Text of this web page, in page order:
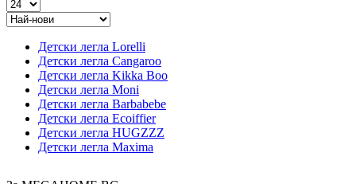
Детски легла Lorelli
Детски легла Cangaroo
Детски легла Kikka Boo
Детски легла Moni
Детски легла Barbabebe
Детски легла Ecoiffier
Детски легла HUGZZZ
Детски легла Maxima